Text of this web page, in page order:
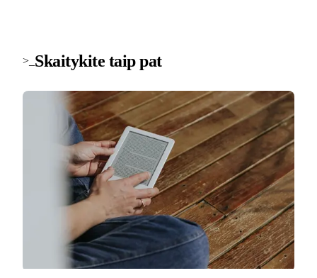
>_ Skaitykite taip pat